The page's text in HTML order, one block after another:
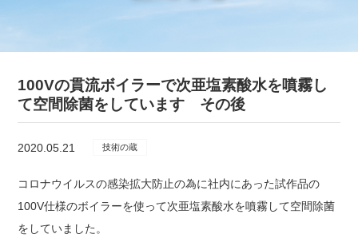
100Vの貫流ボイラーで次亜塩素酸水を噴霧し
て空間除菌をしています その後
2020.05.21 技術の蔵
コロナウイルスの感染拡大防止の為に社内にあった試作品の
100V仕様のボイラーを使って次亜塩素酸水を噴霧して空間除菌
をしていました。